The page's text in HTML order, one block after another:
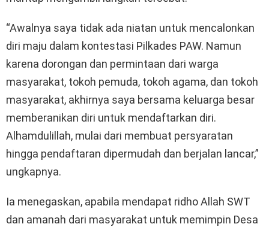
“Awalnya saya tidak ada niatan untuk mencalonkan
diri maju dalam kontestasi Pilkades PAW. Namun
karena dorongan dan permintaan dari warga
masyarakat, tokoh pemuda, tokoh agama, dan tokoh
masyarakat, akhirnya saya bersama keluarga besar
memberanikan diri untuk mendaftarkan diri.
Alhamdulillah, mulai dari membuat persyaratan
hingga pendaftaran dipermudah dan berjalan lancar,”
ungkapnya.
Ia menegaskan, apabila mendapat ridho Allah SWT
dan amanah dari masyarakat untuk memimpin Desa